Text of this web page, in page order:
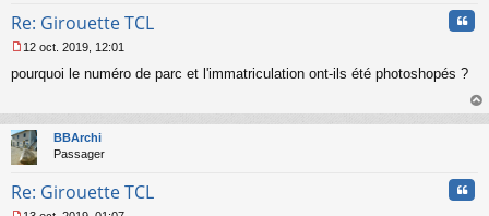
Re: Girouette TCL
e
a
g
e
o
12 oct. 2019, 12:01
pourquoi le numéro de parc et l'immatriculation ont-ils été photoshopés ?
au
BBArchi
Passager
Re: Girouette TCL